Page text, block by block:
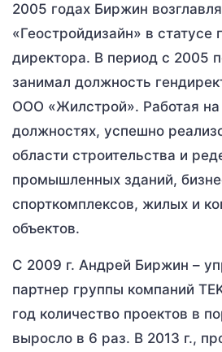
2005 годах Биржин
«Геостройдизайн» в статусе
директора. В период с 2005
занимал должность
ООО «Жилстрой». Работая
должностях, успешно
области строительства и
промышленных зданий,
спорткомплексов, жилых и
объектов.
С 2009 г. Андрей Биржин –
партнер группы компаний
год количество проектов в
выросло в 6 раз. В 2013 г.,